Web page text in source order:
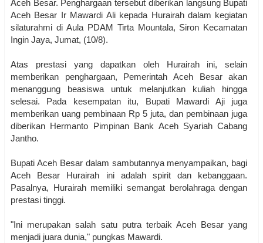
Aceh Besar. Penghargaan tersebut diberikan langsung Bupati
Aceh Besar Ir Mawardi Ali kepada Hurairah dalam kegiatan
silaturahmi di Aula PDAM Tirta Mountala, Siron Kecamatan
Ingin Jaya, Jumat, (10/8).
Atas prestasi yang dapatkan oleh Hurairah ini, selain
memberikan penghargaan, Pemerintah Aceh Besar akan
menanggung beasiswa untuk melanjutkan kuliah hingga
selesai. Pada kesempatan itu, Bupati Mawardi Aji juga
memberikan uang pembinaan Rp 5 juta, dan pembinaan juga
diberikan Hermanto Pimpinan Bank Aceh Syariah Cabang
Jantho.
Bupati Aceh Besar dalam sambutannya menyampaikan, bagi
Aceh Besar Hurairah ini adalah spirit dan kebanggaan.
Pasalnya, Hurairah memiliki semangat berolahraga dengan
prestasi tinggi.
"Ini merupakan salah satu putra terbaik Aceh Besar yang
menjadi juara dunia," pungkas Mawardi.